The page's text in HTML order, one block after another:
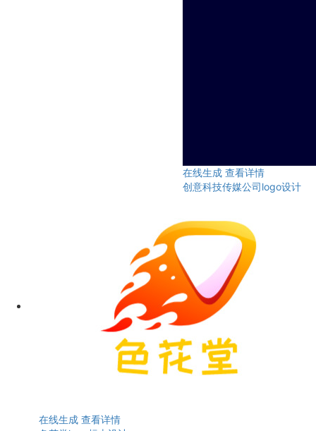
在线生成 查看详情
创意科技传媒公司logo设计
在线生成 查看详情